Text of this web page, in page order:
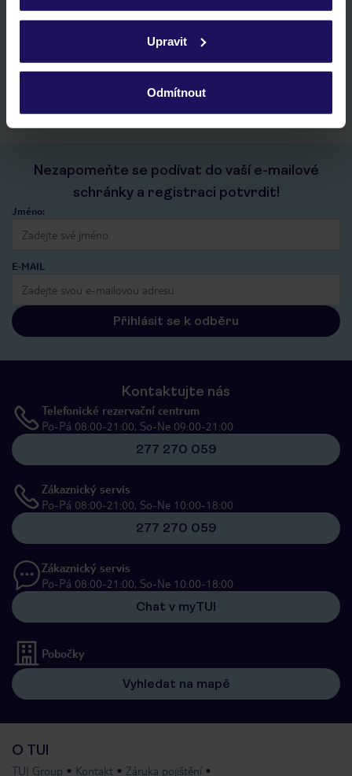
Podrobné informace o souborech cookie naleznete v
ochrany osobních údajů.Upravit
Odmítnout
seznam oblíbených nabídek a možnost jejich sdílení
historie vyhledávání a naposledy zobrazené nabídky
Nezapomeňte se podívat do vaší e-mailové
schránky a registraci potvrdit!
Jméno:
E-MAIL
Přihlásit se k odběru
Kontaktujte nás
Telefonické rezervační centrum
Po-Pá 08:00-21:00, So-Ne 09:00-21:00
277 270 059
Zákaznický servis
Po-Pá 08:00-21:00, So-Ne 10:00-18:00
277 270 059
Zákaznický servis
Po-Pá 08:00-21:00, So-Ne 10:00-18:00
Chat v myTUI
Pobočky
Vyhledat na mapě
O TUI
TUI Group Kontakt Záruka pojištění